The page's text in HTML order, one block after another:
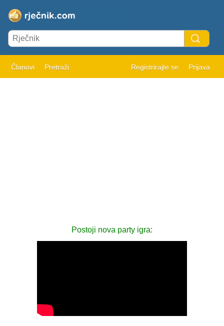
Članovi Pretraži Registrirajte se Prijava
Postoji nova party igra: